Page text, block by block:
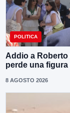
POLITICA
Addio a Roberto
perde una
8 AGOSTO 2026